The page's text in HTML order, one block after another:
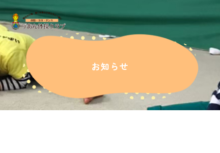
お知らせ